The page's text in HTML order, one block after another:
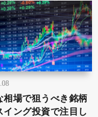
相場で狙うべき銘柄
イング投資で注目し